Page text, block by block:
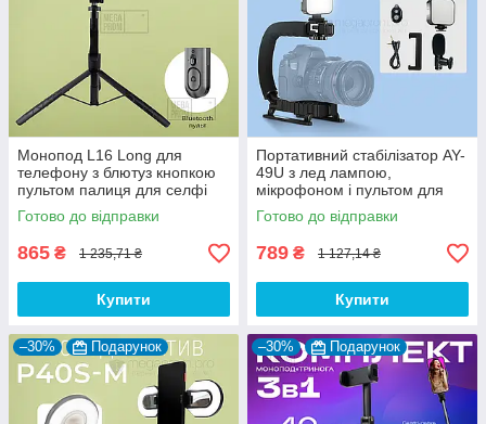
Монопод L16 Long для
телефону з блютуз кнопкою
пультом палиця для селфі
Готово до відправки
865 ₴ 1 235,71 ₴
Купити
Портативний стабілізатор AY-
49U з лед лампою,
мікрофоном і пультом для
відео фото. Штатив для
телефона камери
Готово до відправки
789 ₴ 1 127,14 ₴
Купити
–30% Подарунок –30% Подарунок